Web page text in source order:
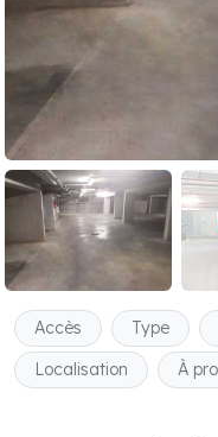
Accès Type
Localisation
À